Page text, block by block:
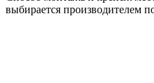
выбирается производителем